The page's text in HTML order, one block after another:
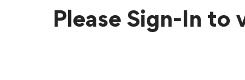
Please Sign-In to